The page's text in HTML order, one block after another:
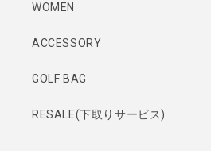
WOMEN
ACCESSORY
GOLF BAG
RESALE(下取りサービス)